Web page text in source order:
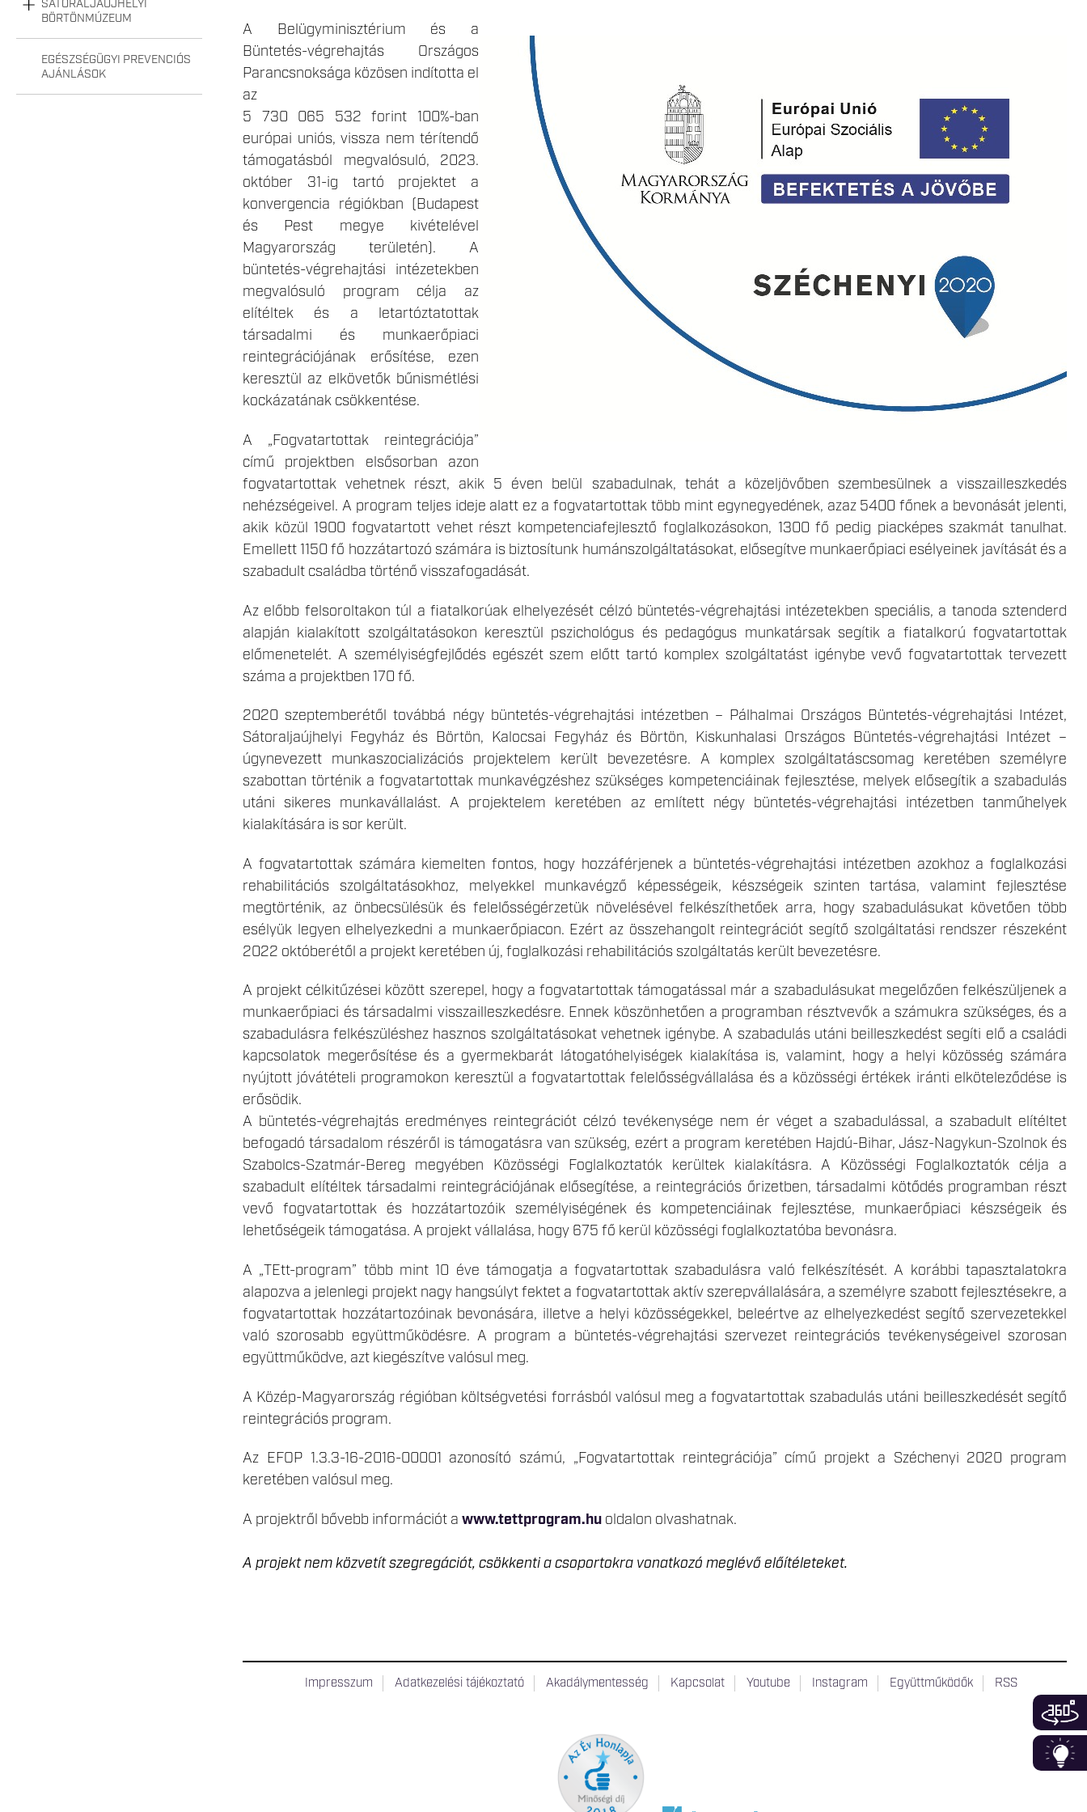
SÁTORALJAÚJHELYI
BÖRTÖNMÚZEUM
EGÉSZSÉGÜGYI PREVENCIÓS
AJÁNLÁSOK
A Belügyminisztérium és a
Büntetés-végrehajtás Országos
Parancsnoksága közösen indította el
az
5 730 065 532 forint 100%-ban
európai uniós, vissza nem térítendő
támogatásból megvalósuló, 2023.
október 31-ig tartó projektet a
konvergencia régiókban (Budapest
és Pest megye kivételével
Magyarország területén). A
büntetés-végrehajtási intézetekben
megvalósuló program célja az
elítéltek és a letartóztatottak
társadalmi és munkaerőpiaci
reintegrációjának erősítése, ezen
keresztül az elkövetők bűnismétlési
kockázatának csökkentése.
A „Fogvatartottak reintegrációja”
című projektben elsősorban azon
fogvatartottak vehetnek részt, akik 5 éven belül szabadulnak, tehát a közeljövőben szembesülnek a visszailleszkedés
nehézségeivel. A program teljes ideje alatt ez a fogvatartottak több mint egynegyedének, azaz 5400 főnek a bevonását jelenti,
akik közül 1900 fogvatartott vehet részt kompetenciafejlesztő foglalkozásokon, 1300 fő pedig piacképes szakmát tanulhat.
Emellett 1150 fő hozzátartozó számára is biztosítunk humánszolgáltatásokat, elősegítve munkaerőpiaci esélyeinek javítását és a
szabadult családba történő visszafogadását.
Az előbb felsoroltakon túl a fiatalkorúak elhelyezését célzó büntetés-végrehajtási intézetekben speciális, a tanoda sztenderd
alapján kialakított szolgáltatásokon keresztül pszichológus és pedagógus munkatársak segítik a fiatalkorú fogvatartottak
előmenetelét. A személyiségfejlődés egészét szem előtt tartó komplex szolgáltatást igénybe vevő fogvatartottak tervezett
száma a projektben 170 fő.
2020 szeptemberétől továbbá négy büntetés-végrehajtási intézetben – Pálhalmai Országos Büntetés-végrehajtási Intézet,
Sátoraljaújhelyi Fegyház és Börtön, Kalocsai Fegyház és Börtön, Kiskunhalasi Országos Büntetés-végrehajtási Intézet –
úgynevezett munkaszocializációs projektelem került bevezetésre. A komplex szolgáltatáscsomag keretében személyre
szabottan történik a fogvatartottak munkavégzéshez szükséges kompetenciáinak fejlesztése, melyek elősegítik a szabadulás
utáni sikeres munkavállalást. A projektelem keretében az említett négy büntetés-végrehajtási intézetben tanműhelyek
kialakítására is sor került.
A fogvatartottak számára kiemelten fontos, hogy hozzáférjenek a büntetés-végrehajtási intézetben azokhoz a foglalkozási
rehabilitációs szolgáltatásokhoz, melyekkel munkavégző képességeik, készségeik szinten tartása, valamint fejlesztése
megtörténik, az önbecsülésük és felelősségérzetük növelésével felkészíthetőek arra, hogy szabadulásukat követően több
esélyük legyen elhelyezkedni a munkaerőpiacon. Ezért az összehangolt reintegrációt segítő szolgáltatási rendszer részeként
2022 októberétől a projekt keretében új, foglalkozási rehabilitációs szolgáltatás került bevezetésre.
A projekt célkitűzései között szerepel, hogy a fogvatartottak támogatással már a szabadulásukat megelőzően felkészüljenek a
munkaerőpiaci és társadalmi visszailleszkedésre. Ennek köszönhetően a programban résztvevők a számukra szükséges, és a
szabadulásra felkészüléshez hasznos szolgáltatásokat vehetnek igénybe. A szabadulás utáni beilleszkedést segíti elő a családi
kapcsolatok megerősítése és a gyermekbarát látogatóhelyiségek kialakítása is, valamint, hogy a helyi közösség számára
nyújtott jóvátételi programokon keresztül a fogvatartottak felelősségvállalása és a közösségi értékek iránti elköteleződése is
erősödik.
A büntetés-végrehajtás eredményes reintegrációt célzó tevékenysége nem ér véget a szabadulással, a szabadult elítéltet
befogadó társadalom részéről is támogatásra van szükség, ezért a program keretében Hajdú-Bihar, Jász-Nagykun-Szolnok és
Szabolcs-Szatmár-Bereg megyében Közösségi Foglalkoztatók kerültek kialakításra. A Közösségi Foglalkoztatók célja a
szabadult elítéltek társadalmi reintegrációjának elősegítése, a reintegrációs őrizetben, társadalmi kötődés programban részt
vevő fogvatartottak és hozzátartozóik személyiségének és kompetenciáinak fejlesztése, munkaerőpiaci készségeik és
lehetőségeik támogatása. A projekt vállalása, hogy 675 fő kerül közösségi foglalkoztatóba bevonásra.
A „TEtt-program” több mint 10 éve támogatja a fogvatartottak szabadulásra való felkészítését. A korábbi tapasztalatokra
alapozva a jelenlegi projekt nagy hangsúlyt fektet a fogvatartottak aktív szerepvállalására, a személyre szabott fejlesztésekre, a
fogvatartottak hozzátartozóinak bevonására, illetve a helyi közösségekkel, beleértve az elhelyezkedést segítő szervezetekkel
való szorosabb együttműködésre. A program a büntetés-végrehajtási szervezet reintegrációs tevékenységeivel szorosan
együttműködve, azt kiegészítve valósul meg.
A Közép-Magyarország régióban költségvetési forrásból valósul meg a fogvatartottak szabadulás utáni beilleszkedését segítő
reintegrációs program.
Az EFOP 1.3.3-16-2016-00001 azonosító számú, „Fogvatartottak reintegrációja” című projekt a Széchenyi 2020 program
keretében valósul meg.
A projektről bővebb információt a www.tettprogram.hu oldalon olvashatnak.
A projekt nem közvetít szegregációt, csökkenti a csoportokra vonatkozó meglévő előítéleteket.
Impresszum Adatkezelési tájékoztató Akadálymentesség Kapcsolat Youtube Instagram Együttműködők RSS